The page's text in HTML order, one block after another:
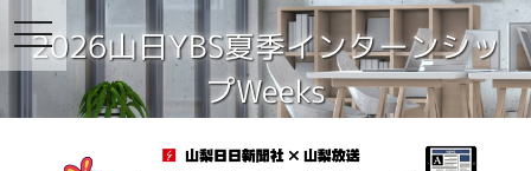
toggle
navigation
2026山日YBS夏季インターンシッ
プWeeks